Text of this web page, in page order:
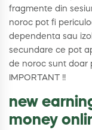
fragmente din
noroc pot fi
dependenta sau
secundare ce pot
de noroc sunt doar
IMPORTANT !!
new
money